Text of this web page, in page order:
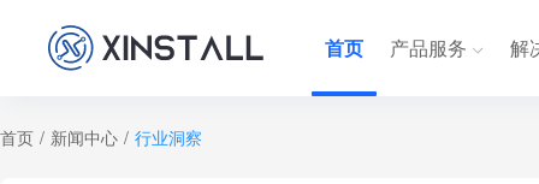
首页 产品服务 解
首页 / 新闻中心 / 行业洞察